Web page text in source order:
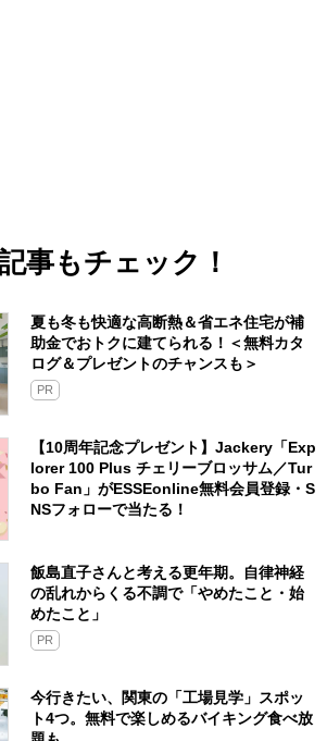
事もチェック！
夏も冬も快適な高断熱＆省エネ住宅が補
助金でおトクに建てられる！＜無料カタ
ログ＆プレゼントのチャンスも＞
PR
【10周年記念プレゼント】Jackery「Exp
lorer 100 Plus チェリーブロッサム／Tur
bo Fan」がESSEonline無料会員登録・S
NSフォローで当たる！
飯島直子さんと考える更年期。自律神経
の乱れからくる不調で「やめたこと・始
めたこと」
PR
今行きたい、関東の「工場見学」スポッ
ト4つ。無料で楽しめるバイキング食べ放